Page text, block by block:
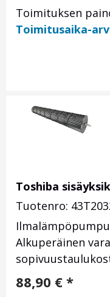
Toimituksen
Toimitusaika-
Toshiba
Tuotenro:
Alkuperäinen
88,90 € *